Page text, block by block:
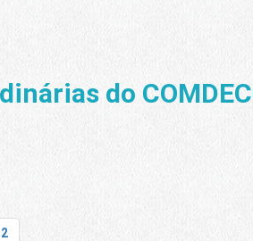
do
2